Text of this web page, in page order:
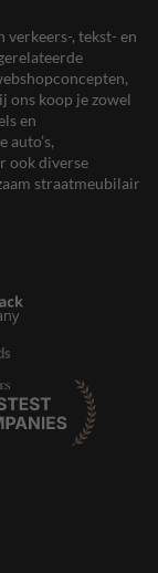
verkeers-, tekst- en
ons koop je zowel
en
auto’s,
ook diverse
straatmeubilair